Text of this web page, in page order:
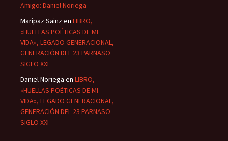
Amigo: Daniel Noriega
Maripaz Sainzen LIBRO,
«HUELLAS POÉTICAS DE MI
VIDA», LEGADO GENERACIONAL,
GENERACIÓN DEL 23 PARNASO
SIGLO XXI
Daniel Noriega en LIBRO,
«HUELLAS POÉTICAS DE MI
VIDA», LEGADO GENERACIONAL,
GENERACIÓN DEL 23 PARNASO
SIGLO XXI